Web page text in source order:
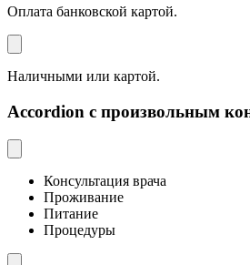
Оплата банковской картой.
Наличными или картой.
Accordion с произвольным
Консультация врача
Проживание
Питание
Процедуры